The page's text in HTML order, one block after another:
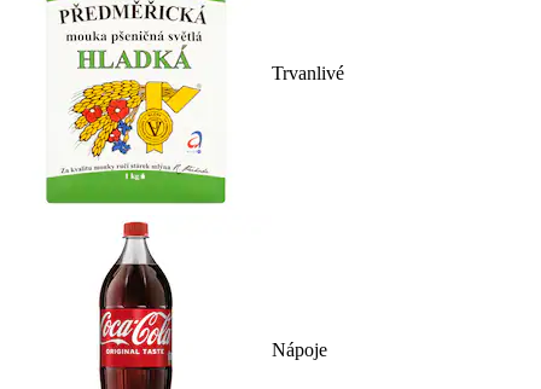
Trvanlivé
Nápoje